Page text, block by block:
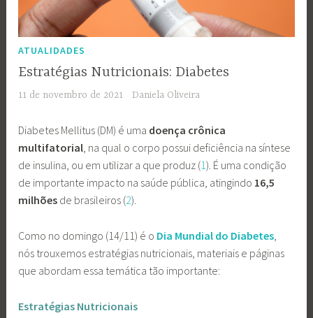
ATUALIDADES
Estratégias Nutricionais: Diabetes
11 de novembro de 2021 Daniela Oliveira
Diabetes Mellitus (DM) é uma doença crônica
multifatorial, na qual o corpo possui deficiência na síntese
de insulina, ou em utilizar a que produz (1). É uma condição
de importante impacto na saúde pública, atingindo 16,5
milhões de brasileiros (2).
Como no domingo (14/11) é o Dia Mundial do Diabetes
nós trouxemos estratégias nutricionais, materiais e páginas
que abordam essa temática tão importante:
Estratégias Nutricionais